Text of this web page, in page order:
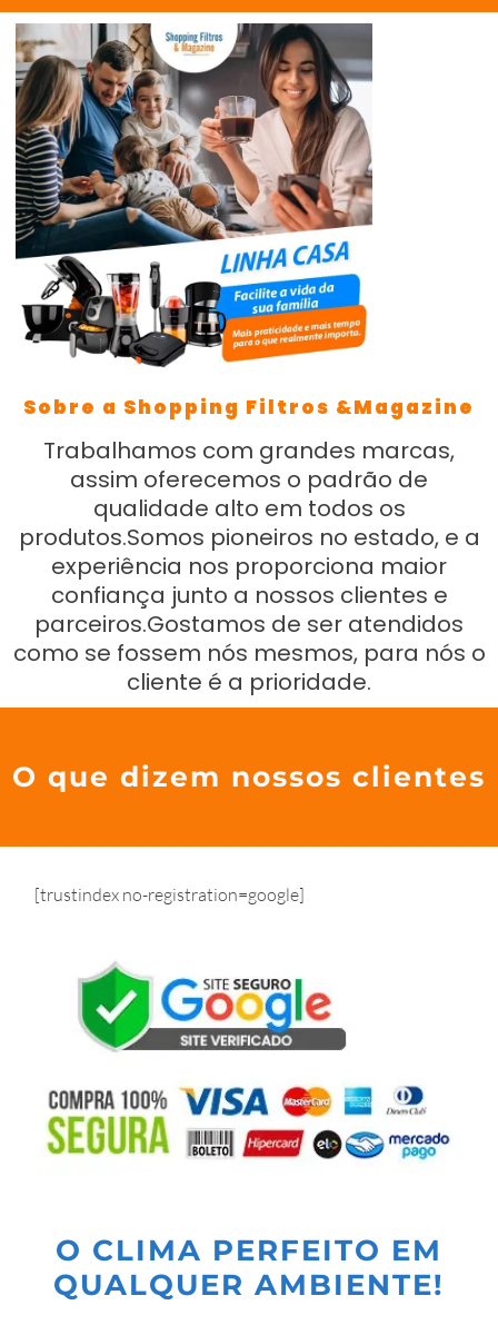
Sobre a Shopping Filtros &Magazine
Trabalhamos com grandes marcas,
assim oferecemos o padrão de
qualidade alto em todos os
produtos.Somos pioneiros no estado, e a
experiência nos proporciona maior
confiança junto a nossos clientes e
parceiros.Gostamos de ser atendidos
como se fossem nós mesmos, para nós o
cliente é a prioridade.
O que dizem nossos clientes
[trustindex no-registration=google]
O CLIMA PERFEITO EM
QUALQUER AMBIENTE!